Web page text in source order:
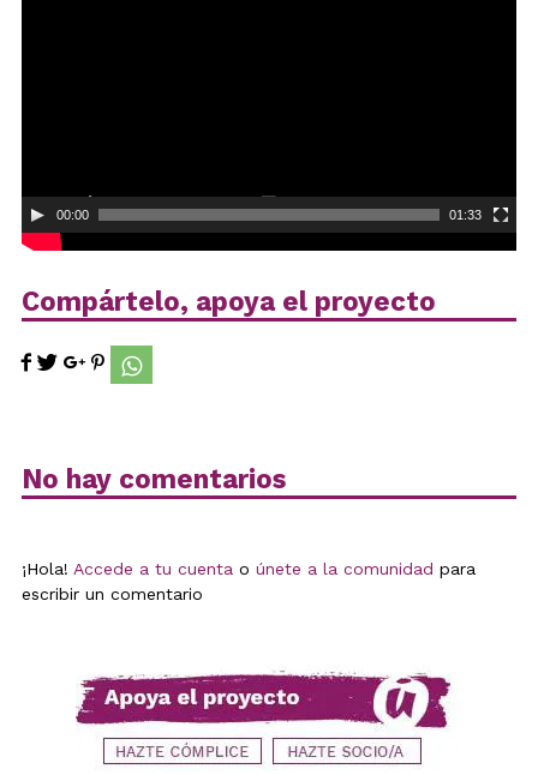
00:00 01:33
Compártelo, apoya el proyecto
No hay comentarios
¡Hola! Accede a tu cuentao únete a la comunidad para
escribir un comentario